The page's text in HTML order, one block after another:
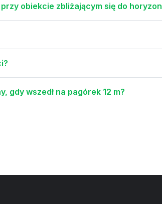
obiekcie zbliżającym się do
gdy wszedł na pagórek 12 m?